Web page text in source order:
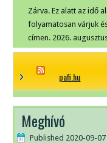
Zárva. Ez alatt az idő
folyamatosan várjuk
címen. 2026.
pafi.hu
Meghívó
Published 2020-09-07